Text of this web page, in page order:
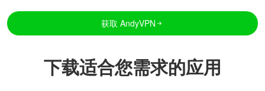
获取 AndyVPN
下载适合您需求的应用